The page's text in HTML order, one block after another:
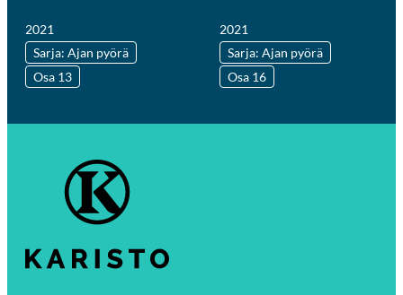
2021
Sarja: Ajan pyörä
Osa 13
2021
Sarja: Ajan pyörä
Osa 16